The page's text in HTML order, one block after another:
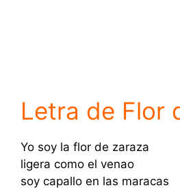
Letra de Flor
Yo soy la flor de zaraza
ligera como el venao
soy capallo en las maracas